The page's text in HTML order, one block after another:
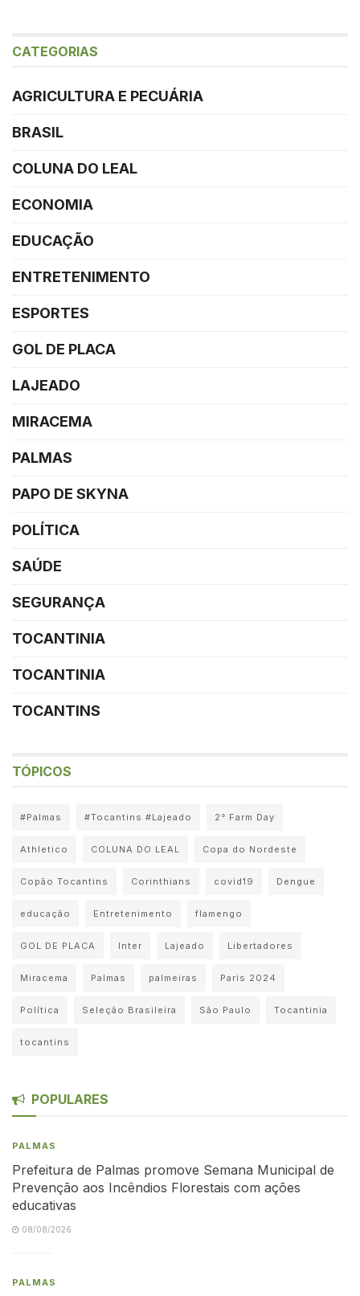
CATEGORIAS
AGRICULTURA E PECUÁRIA
BRASIL
COLUNA DO LEAL
ECONOMIA
EDUCAÇÃO
ENTRETENIMENTO
ESPORTES
GOL DE PLACA
LAJEADO
MIRACEMA
PALMAS
PAPO DE SKYNA
POLÍTICA
SAÚDE
SEGURANÇA
TOCANTINIA
TOCANTINIA
TOCANTINS
TÓPICOS
#Palmas #Tocantins #Lajeado 2° Farm Day
Athletico COLUNA DO LEAL Copa do Nordeste
Copão Tocantins Corinthians covid19 Dengue
educação Entretenimento flamengo
GOL DE PLACA Inter Lajeado Libertadores
Miracema Palmas palmeiras Paris 2024
Política Seleção Brasileira São Paulo Tocantinia
tocantins
POPULARES
PALMAS
Prefeitura de Palmas promove Semana Municipal de
Prevenção aos Incêndios Florestais com ações
educativas
08/08/2026
PALMAS